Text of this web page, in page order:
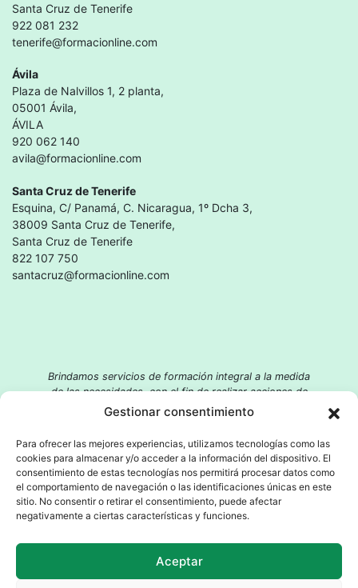
Gestionar consentimiento
Para ofrecer las mejores experiencias, utilizamos tecnologías como las
cookies para almacenar y/o acceder a la información del dispositivo. El
consentimiento de estas tecnologías nos permitirá procesar datos como
el comportamiento de navegación o las identificaciones únicas en este
sitio. No consentir o retirar el consentimiento, puede afectar
negativamente a ciertas características y funciones.
Aceptar
Santa Cruz de Tenerife
922 081 232
tenerife@formacionline.com
Ávila
Plaza de Nalvillos 1, 2 planta,
05001 Ávila,
ÁVILA
920 062 140
avila@formacionline.com
Santa Cruz de Tenerife
Esquina, C/ Panamá, C. Nicaragua, 1º Dcha 3,
38009 Santa Cruz de Tenerife,
Santa Cruz de Tenerife
822 107 750
santacruz@formacionline.com
Brindamos servicios de formación integral a la medida
de las necesidades, con el fin de realizar acciones de
integración social, promoción educativa, aportación
© 2026 Formacionline. Todos los derechos reservados.
Aviso legal
Quejas y denuncias